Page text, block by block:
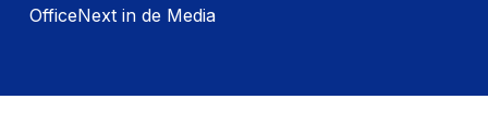
OfficeNext in de Media